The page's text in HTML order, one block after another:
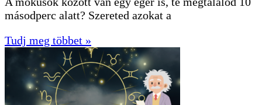
másodperc alatt? Szereted azokat a
Tudj meg többet »